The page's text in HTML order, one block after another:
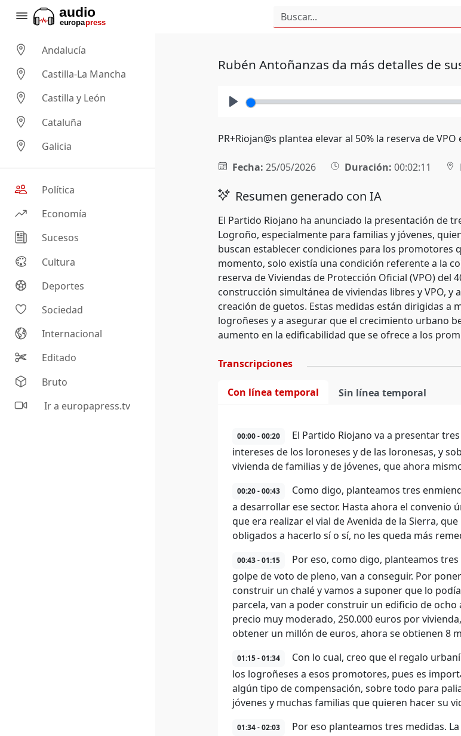
Andalucía
Castilla-La Mancha
Castilla y León
Cataluña
Galicia
Política
Economía
Sucesos
Cultura
Deportes
Sociedad
Internacional
Editado
Bruto
Ir a europapress.tv
Rubén Antoñanzas da más detalles de
PR+Riojan@s plantea elevar al 50% la reserva de
Fecha: 25/05/2026 Duración: 00:02:11
Resumen generado con IA
El Partido Riojano ha anunciado la presentación de
Logroño, especialmente para familias y jóvenes,
buscan establecer condiciones para los promotores
momento, solo existía una condición referente a la
reserva de Viviendas de Protección Oficial (VPO) del
construcción simultánea de viviendas libres y VPO,
creación de guetos. Estas medidas están dirigidas
logroñeses y a asegurar que el crecimiento urbano
aumento en la edificabilidad que se ofrece a los
Transcripciones
Con línea temporal Sin línea temporal
00:00 - 00:20
El Partido Riojano va a presentar
intereses de los loroneses y de las loronesas, y
vivienda de familias y de jóvenes, que ahora
00:20 - 00:43
Como digo, planteamos tres
a desarrollar ese sector. Hasta ahora el convenio
que era realizar el vial de Avenida de la Sierra,
obligados a hacerlo sí o sí, no les queda más
00:43 - 01:15
Por eso, como digo, planteamos
golpe de voto de pleno, van a conseguir. Por
construir un chalé y vamos a suponer que lo
parcela, van a poder construir un edificio de
precio muy moderado, 250.000 euros por
obtener un millón de euros, ahora se obtienen 8
01:15 - 01:34
Con lo cual, creo que el regalo
los logroñeses a esos promotores, pues es
algún tipo de compensación, sobre todo para
jóvenes y muchas familias que quieren hacer su
01:34 - 02:03
Por eso planteamos tres medidas.